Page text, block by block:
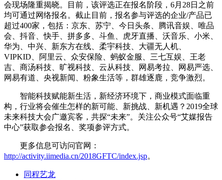
会现场隆重揭晓。目前，该评选正在报名阶段，6月28日之前
均可通过网络报名。截止目前，报名参与评选的企业/产品已
超过400家，包括：京东、苏宁、今日头条、腾讯音娱、唯品
会、抖音、快手、拼多多、斗鱼、虎牙直播、沃音乐、小米、
华为、中兴、新东方在线、柔宇科技、大疆无人机、
VIPKID、阿里云、众安保险、蚂蚁金服、三七互娱、王老
吉、商汤科技、旷视科技、云从科技、网易考拉、网易严选、
网易有道、央视新闻、粉象生活等，群雄逐鹿，竞争激烈。
智能科技赋能新生活，新经济环境下，商业模式面临重
构，行业将会催生怎样的新可能、新挑战、新机遇？2019全球
未来科技大会广邀宾客，共探“未来”。关注公众号“艾媒报告
中心”获取参会报名、奖项参评方式。
更多信息可访问官网：
http://activity.iimedia.cn/2018GFTC/index.jsp。
同程艺龙